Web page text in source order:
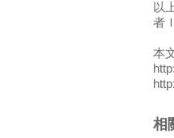
以
者
本
相